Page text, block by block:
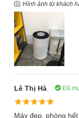
Hình ảnh từ khách
Lê Thị Hà Đã
Máy đẹp, phòng